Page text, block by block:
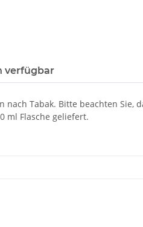
verfügbar
Tabak. Bitte beachten
ml Flasche geliefert.